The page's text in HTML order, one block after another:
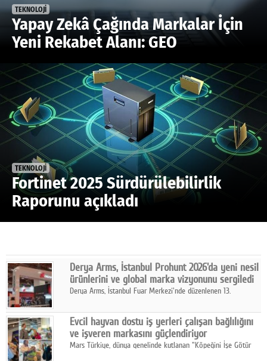
TEKNOLOJİ
Yapay Zekâ Çağında Markalar İçin
Yeni Rekabet Alanı: GEO
TEKNOLOJİ
Fortinet 2025 Sürdürülebilirlik
Raporunu açıkladı
Derya Arms, İstanbul Prohunt 2026'da yeni nesil
ürünlerini ve global marka vizyonunu sergiledi
Derya Arms, İstanbul Fuar Merkezi'nde düzenlenen 13.
Fuarı'nda sektör profesyonelleri, iş ortakları, bayiler ve son
kullanıcılarla bir araya geldi.
Evcil hayvan dostu iş yerleri çalışan bağlılığını
ve işveren markasını güçlendiriyor
Mars Türkiye, dünya genelinde kutlanan "Köpeğini İşe Götür